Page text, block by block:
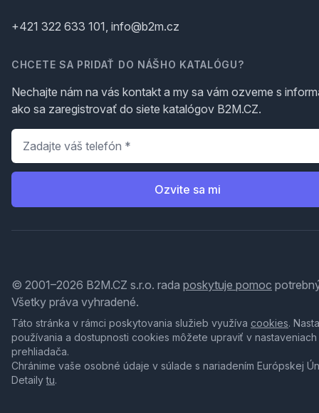
+421 322 633 101, info@b2m.cz
CHCETE SA PRIDAŤ DO NÁŠHO KATALÓGU?
Nechajte nám na vás kontakt a my sa vám ozveme s
ako sa zaregistrovať do siete katalógov B2M.CZ.
Telefón
Ozvite sa mi
© 2001–2026 B2M.CZ s.r.o. rada poskytuje pomoc
Všetky práva vyhradené.
Táto stránka v rámci poskytovania služieb využíva cookies.
používania a dostupnosti cookies môžete upraviť v nastaveniach
prehliadača.
Chránime vaše osobné údaje v súlade s nariadením Európskej
Detailytu.